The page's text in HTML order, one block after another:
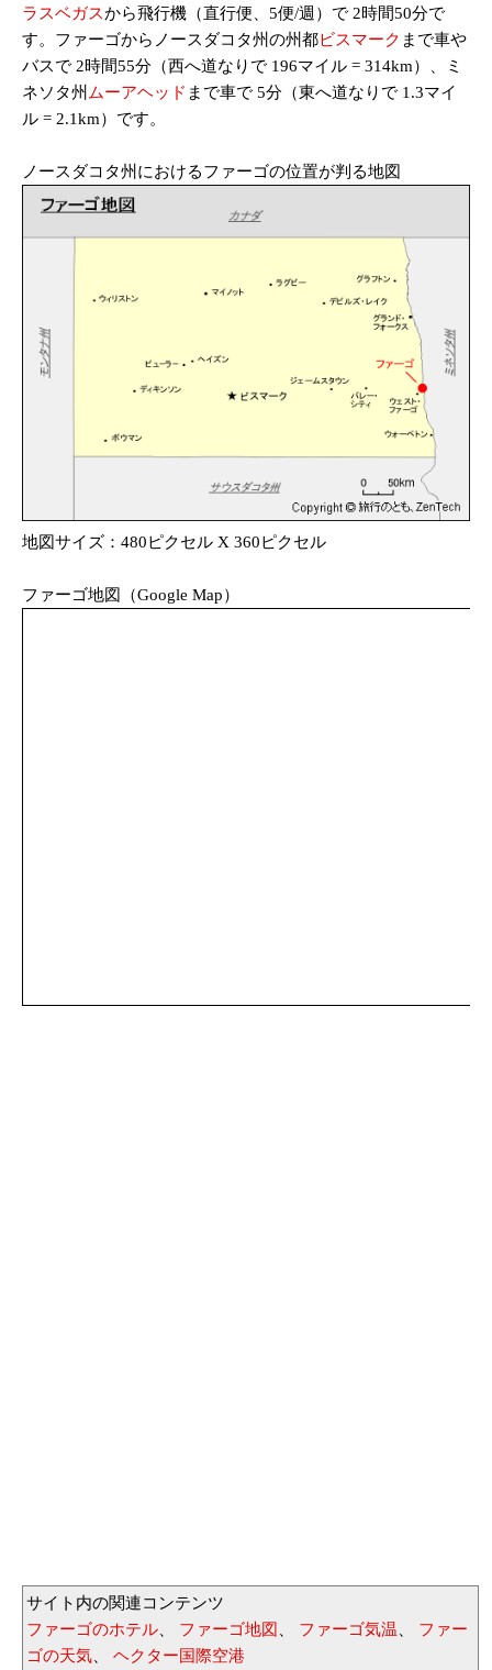
ラスベガスから飛行機（直行便、5便/週）で 2時間50分で
す。ファーゴからノースダコタ州の州都ビスマーク まで車や
バスで 2時間55分（西へ道なりで 196マイル = 314km）、ミ
ネソタ州 ムーアヘッド まで車で 5分（東へ道なりで 1.3マイ
ル = 2.1km）です。
ノースダコタ州におけるファーゴの位置が判る地図
地図サイズ：480ピクセル X 360ピクセル
ファーゴ地図（Google Map）
サイト内の関連コンテンツ
ファーゴのホテル
ファーゴ地図 ファーゴ気温
ファー
ゴの天気
ヘクター国際空港